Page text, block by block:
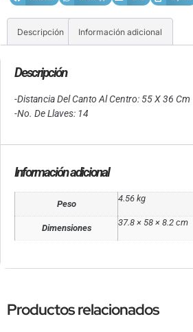
Descripción Información adicional
Descripción
-Distancia Del Canto Al Centro: 55 X 36 Cm
-No. De Llaves: 14
Información adicional
Peso
4.56 kg
Dimensiones
37.8 × 58 × 8.2 cm
Productos relacionados